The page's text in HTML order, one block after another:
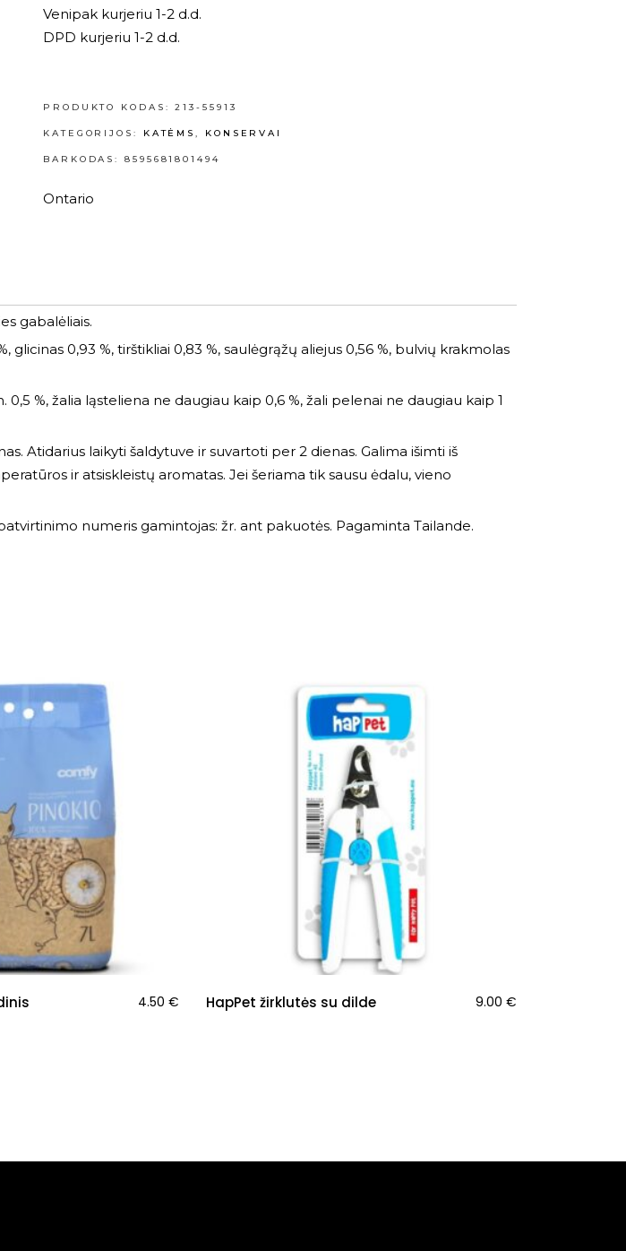
Venipak kurjeriu 1-2 d.d.
DPD kurjeriu 1-2 d.d.
PRODUKTO KODAS:213-55913
KATEGORIJOS: KATĖMS, KONSERVAI
BARKODAS: 8595681801494
Ontario
gabalėliais.
glicinas 0,93 %, tirštikliai 0,83 %, saulėgrąžų aliejus 0,56 %, bulvių krakmolas
%, žalia ląsteliena ne daugiau kaip 0,6 %, žali pelenai ne daugiau kaip 1
Atidarius laikyti šaldytuve ir suvartoti per 2 dienas. Galima išimti iš
ir atsiskleistų aromatas. Jei šeriama tik sausu ėdalu, vieno
numeris gamintojas: žr. ant pakuotės. Pagaminta Tailande.
4.50€ HapPet žirklutės su dilde 9.00 €